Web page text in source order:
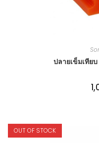
ปลายเข็มเทีย
OUT OF STOCK